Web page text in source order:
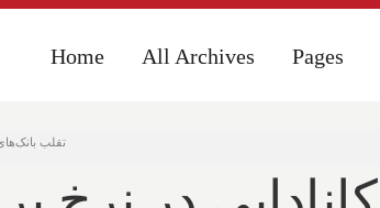
Home All Archives Pages
تقلب بانک‌های
Home All Archives Pages